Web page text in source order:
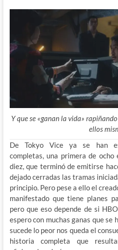
Y que se «ganan la vida»
ellos
De Tokyo Vice ya se han
completas, una primera de ocho
diez, que terminó de emitirse
dejado cerradas las tramas
principio. Pero pese a ello el
manifestado que tiene planes
pero que eso depende de si
espero con muchas ganas que se
sucede lo peor nos queda el
historia completa que